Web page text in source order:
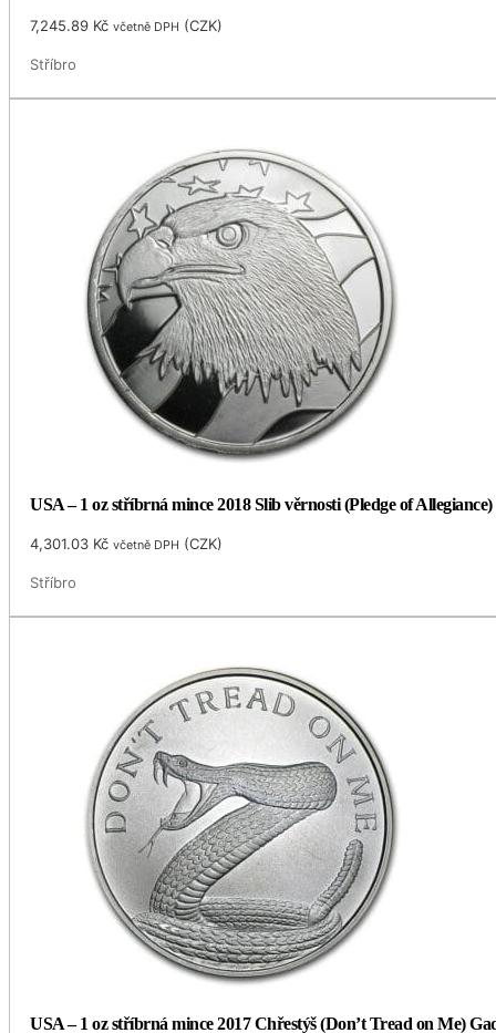
7,245.89 Kč včetně DPH (CZK)
Stříbro
USA – 1 oz stříbrná mince 2018 Slib věrnosti (Pledge of
4,301.03 Kč včetně DPH (CZK)
Stříbro
USA – 1 oz stříbrná mince 2017 Chřestýš (Don’t Tread on Me)